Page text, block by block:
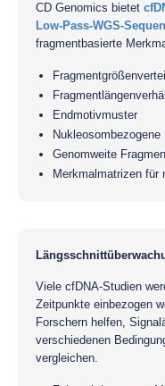
CD Genomics bietet
Low-Pass-WGS-
fragmentbasierte
Endmotivmuster
Genomweite
Merkmalmatrizen für
Viele cfDNA-Studien
Zeitpunkte einbezogen
Forschern helfen,
verschiedenen
vergleichen.